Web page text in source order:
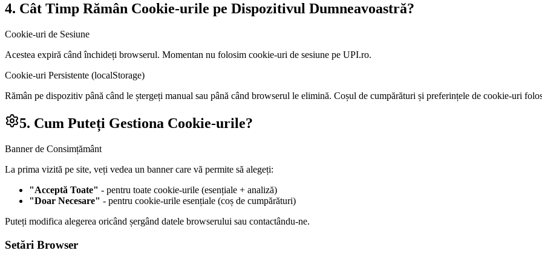
4. Cât Timp Rămân Cookie-urile pe Dispozitivul Dumneavoastră?
Cookie-uri de Sesiune
Acestea expiră când închideți browserul. Momentan nu folosim cookie-uri de sesiune pe UPI.ro.
Cookie-uri Persistente (localStorage)
Rămân pe dispozitiv până când le ștergeți manual sau până când browserul le elimină. Coșul de cumpărături și preferințele de cookie-uri
5. Cum Puteți Gestiona Cookie-urile?
Banner de Consimțământ
La prima vizită pe site, veți vedea un banner care vă permite să alegeți:
"Acceptă Toate" - pentru toate cookie-urile (esențiale + analiză)
"Doar Necesare" - pentru cookie-urile esențiale (coș de cumpărături)
Puteți modifica alegerea oricând șergând datele browserului sau contactându-ne.
Setări Browser